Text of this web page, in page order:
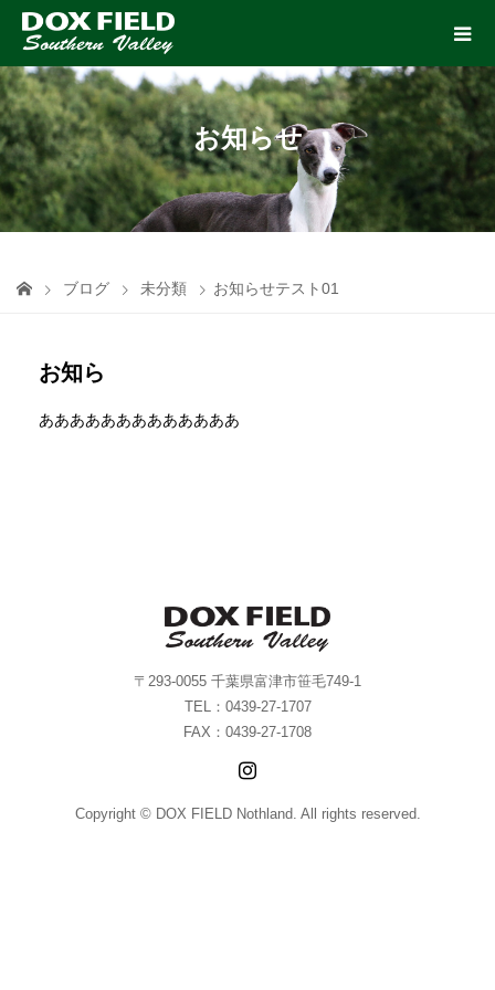
お知らせ
ブログ 未分類 お知らせテスト01
お知ら
あああああああああああああ
〒293-0055 千葉県富津市笹毛749-1
TEL：0439-27-1707
FAX：0439-27-1708
Copyright © DOX FIELD Nothland. All rights reserved.